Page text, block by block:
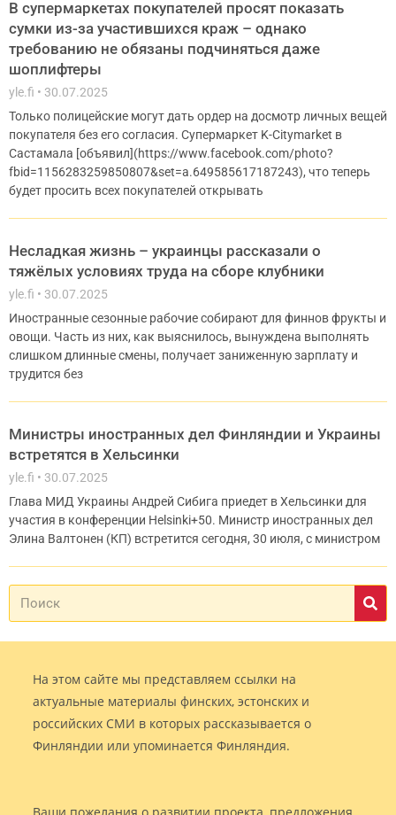
В супермаркетах покупателей просят показать
сумки из-за участившихся краж – однако
требованию не обязаны подчиняться даже
шоплифтеры
yle.fi
30.07.2025
Только полицейские могут дать ордер на досмотр личных вещей
покупателя без его согласия. Супермаркет K-Citymarket в
Састамала [объявил](https://www.facebook.com/photo?
fbid=1156283259850807&set=a.649585617187243), что теперь
будет просить всех покупателей открывать
Несладкая жизнь – украинцы рассказали о
тяжёлых условиях труда на сборе клубники
yle.fi
30.07.2025
Иностранные сезонные рабочие собирают для финнов фрукты и
овощи. Часть из них, как выяснилось, вынуждена выполнять
слишком длинные смены, получает заниженную зарплату и
трудится без
Министры иностранных дел Финляндии и Украины
встретятся в Хельсинки
yle.fi
30.07.2025
Глава МИД Украины Андрей Сибига приедет в Хельсинки для
участия в конференции Helsinki+50. Министр иностранных дел
Элина Валтонен (КП) встретится сегодня, 30 июля, с министром
На этом сайте мы представляем ссылки на
актуальные материалы финских, эстонских и
российских СМИ в которых рассказывается о
Финляндии или упоминается Финляндия.